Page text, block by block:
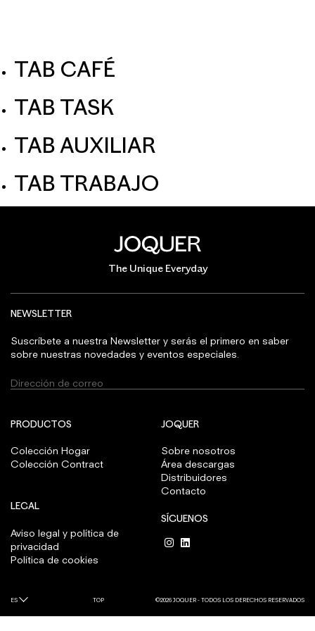
TAB CAFÉ
TAB TASK
TAB AUXILIAR
TAB TRABAJO
The Unique Everyday
NEWSLETTER
Suscríbete a nuestra Newsletter y serás el primero en saber
sobre nuestras novedades y eventos especiales.
JOQUER
Sobre nosotros
Área descargas
Distribuidores
Contacto
SÍGUENOS
PRODUCTOS
Colección Hogar
Colección Contract
LEGAL
Aviso legal y política de
privacidad
Política de cookies
ES TOP ©2026 JOQUER - TODOS LOS DERECHOS RESERVADOS